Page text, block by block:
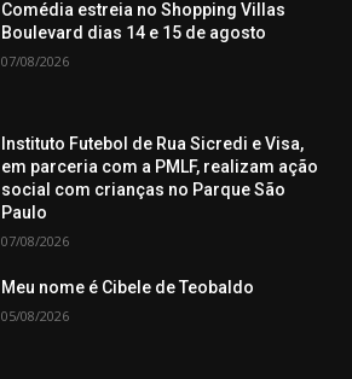
Comédia estreia no Shopping Villas
Boulevard dias 14 e 15 de agosto
07/08/2026
Instituto Futebol de Rua Sicredi e Visa,
em parceria com a PMLF, realizam ação
social com crianças no Parque São
Paulo
07/08/2026
Meu nome é Cibele de Teobaldo
05/08/2026